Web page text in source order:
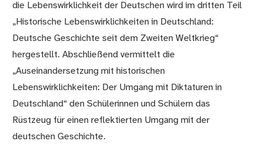
die Lebenswirklichkeit der Deutschen wird im dritten Teil
„Historische Lebenswirklichkeiten in Deutschland:
Deutsche Geschichte seit dem Zweiten Weltkrieg“
hergestellt. Abschließend vermittelt die
„Auseinandersetzung mit historischen
Lebenswirklichkeiten: Der Umgang mit Diktaturen in
Deutschland“ den Schülerinnen und Schülern das
Rüstzeug für einen reflektierten Umgang mit der
deutschen Geschichte.